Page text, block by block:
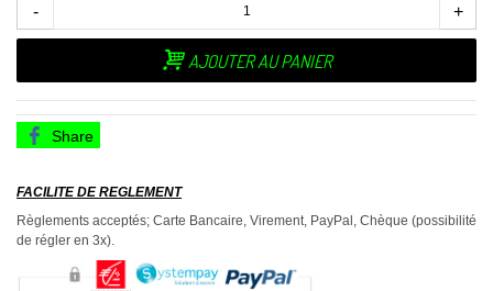
- +
AJOUTER AU PANIER
Share
FACILITE DE REGLEMENT
Règlements acceptés; Carte Bancaire, Virement, PayPal, Chèque (possibilité
de régler en 3x).